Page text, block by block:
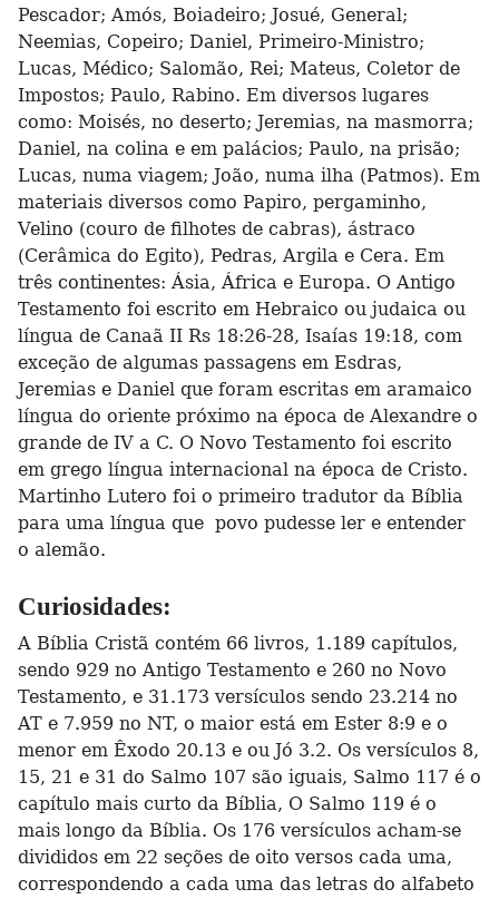
Pescador; Amós, Boiadeiro; Josué, General;
Neemias, Copeiro; Daniel, Primeiro-Ministro;
Lucas, Médico; Salomão, Rei; Mateus, Coletor de
Impostos; Paulo, Rabino. Em diversos lugares
como: Moisés, no deserto; Jeremias, na masmorra;
Daniel, na colina e em palácios; Paulo, na prisão;
Lucas, numa viagem; João, numa ilha (Patmos). Em
materiais diversos como Papiro, pergaminho,
Velino (couro de filhotes de cabras), ástraco
(Cerâmica do Egito), Pedras, Argila e Cera. Em
três continentes: Ásia, África e Europa. O Antigo
Testamento foi escrito em Hebraico ou judaica ou
língua de Canaã II Rs 18:26-28, Isaías 19:18, com
exceção de algumas passagens em Esdras,
Jeremias e Daniel que foram escritas em aramaico
língua do oriente próximo na época de Alexandre o
grande de IV a C. O Novo Testamento foi escrito
em grego língua internacional na época de Cristo.
Martinho Lutero foi o primeiro tradutor da Bíblia
para uma língua que povo pudesse ler e entender
o alemão.
Curiosidades:
A Bíblia Cristã contém 66 livros, 1.189 capítulos,
sendo 929 no Antigo Testamento e 260 no Novo
Testamento, e 31.173 versículos sendo 23.214 no
AT e 7.959 no NT, o maior está em Ester 8:9 e o
menor em Êxodo 20.13 e ou Jó 3.2. Os versículos 8,
15, 21 e 31 do Salmo 107 são iguais, Salmo 117 é o
capítulo mais curto da Bíblia, O Salmo 119 é o
mais longo da Bíblia. Os 176 versículos acham-se
divididos em 22 seções de oito versos cada uma,
correspondendo a cada uma das letras do alfabeto